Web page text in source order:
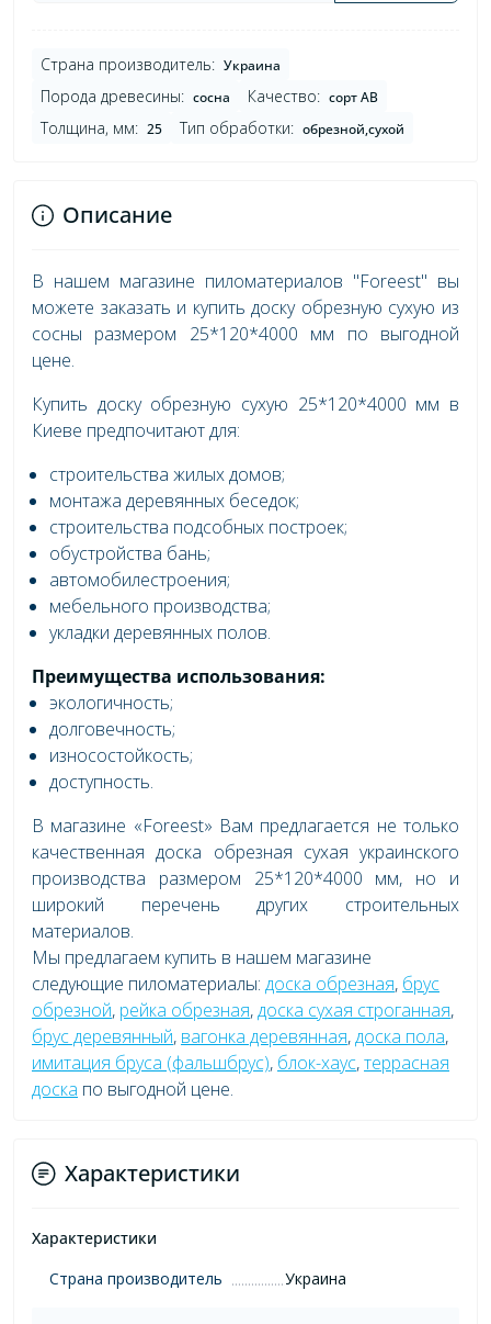
Страна производитель: Украина
Порода древесины: сосна Качество: сорт AB
Толщина, мм: 25 Тип обработки: обрезной,сухой
Описание
В нашем магазине пиломатериалов "Foreest" вы
можете заказать и купить доску обрезную сухую из
сосны размером 25*120*4000 мм по выгодной
цене.
Купить доску обрезную сухую 25*120*4000 мм в
Киеве предпочитают для:
строительства жилых домов;
монтажа деревянных беседок;
строительства подсобных построек;
обустройства бань;
автомобилестроения;
мебельного производства;
укладки деревянных полов.
Преимущества использования:
экологичность;
долговечность;
износостойкость;
доступность.
В магазине «Foreest» Вам предлагается не только
качественная доска обрезная сухая украинского
производства размером 25*120*4000 мм, но и
широкий перечень других строительных
материалов.
Мы предлагаем купить в нашем магазине
следующие пиломатериалы: доска обрезная, брус
обрезной, рейка обрезная,доска сухая строганная,
брус деревянный, вагонка деревянная,доска пола,
имитация бруса (фальшбрус), блок-хаус,террасная
доска по выгодной цене.
Характеристики
Характеристики
Страна производитель
Украина